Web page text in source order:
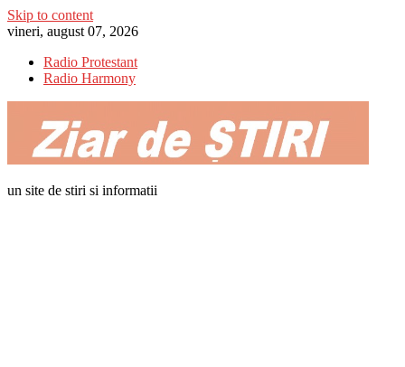
Skip to content
vineri, august 07, 2026
Radio Protestant
Radio Harmony
un site de stiri si informatii